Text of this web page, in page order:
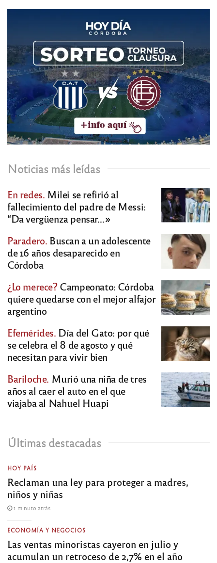
Noticias más leídas
En redes. Milei se refirió al
fallecimiento del padre de Messi:
“Da vergüenza pensar…»
Paradero. Buscan a un adolescente
de 16 años desaparecido en
Córdoba
¿Lo merece?Campeonato: Córdoba
quiere quedarse con el mejor alfajor
argentino
Efemérides. Día del Gato: por qué
se celebra el 8 de agosto y qué
necesitan para vivir bien
Bariloche. Murió una niña de tres
años al caer el auto en el que
viajaba al Nahuel Huapi
Últimas destacadas
HOY PAÍS
Reclaman una ley para proteger a madres,
niños y niñas
1 minuto atrás
ECONOMÍA Y NEGOCIOS
Las ventas minoristas cayeron en julio y
acumulan un retroceso de 2,7% en el año